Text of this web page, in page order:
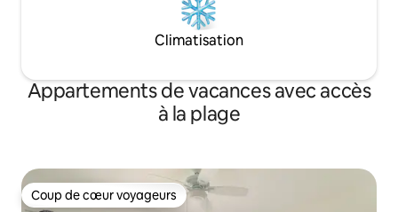
Climatisation
Appartements de vacances avec accès
à la plage
Coup de cœur voyageurs
Coup de cœur voyageurs